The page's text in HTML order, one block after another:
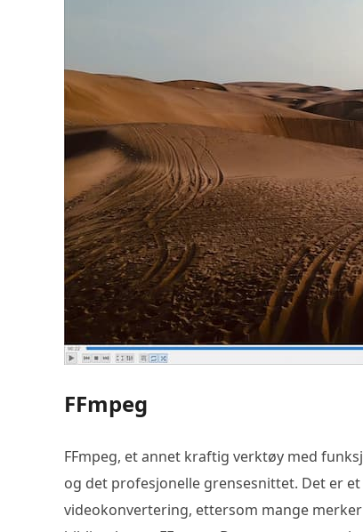
FFmpeg
FFmpeg, et annet kraftig verktøy med
og det profesjonelle grensesnittet. Det er
videokonvertering, ettersom mange